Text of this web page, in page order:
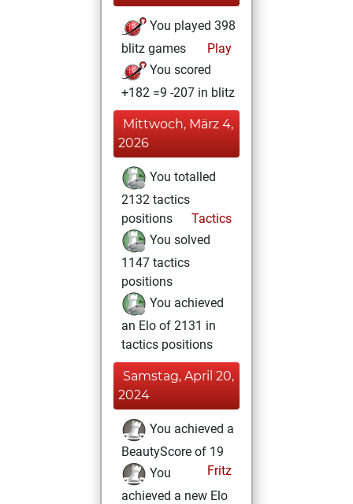
You played 398
blitz games
Play
You scored
+182 =9 -207 in blitz
Mittwoch, März 4,
2026
You totalled
2132 tactics
positions
Tactics
You solved
1147 tactics
positions
You achieved
an Elo of 2131 in
tactics positions
Samstag, April 20,
2024
You achieved a
BeautyScore of 19
Fritz
You
achieved a new Elo